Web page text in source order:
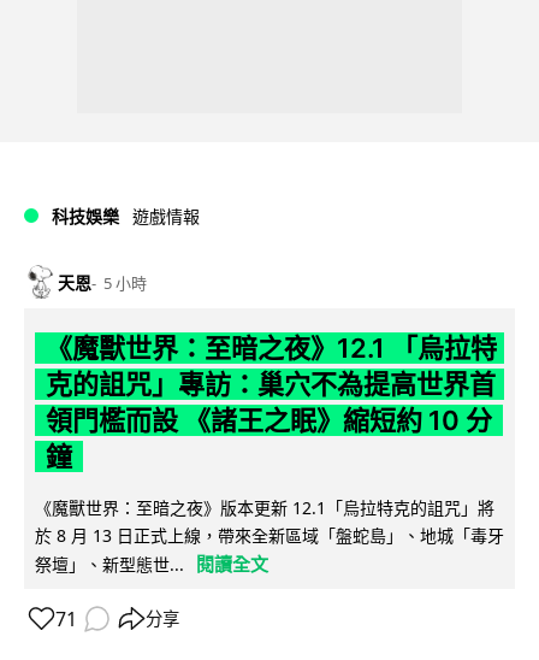
科技娛樂 遊戲情報
天恩 5 小時
《魔獸世界：至暗之夜》12.1 「烏拉特
克的詛咒」專訪：巢穴不為提高世界首
領門檻而設 《諸王之眠》縮短約 10 分
鐘
《魔獸世界：至暗之夜》版本更新 12.1「烏拉特克的詛咒」將
於 8 月 13 日正式上線，帶來全新區域「盤蛇島」、地城「毒牙
祭壇」、新型態世...
閱讀全文
71 分享